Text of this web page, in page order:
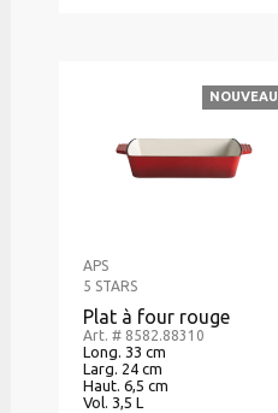
NOUVEAU
APS
5 STARS
Plat à four rouge
Art. # 8582.88310
Long. 33 cm
Larg. 24 cm
Haut. 6,5 cm
Vol. 3,5 L